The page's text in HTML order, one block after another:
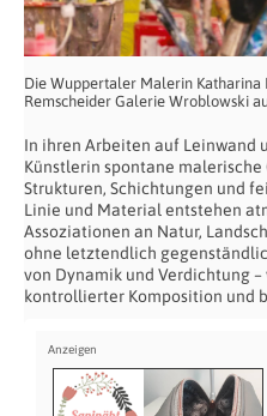
Die Wuppertaler Malerin Katharina
Remscheider Galerie Wroblowski
In ihren Arbeiten auf Leinwand
Künstlerin spontane
Strukturen, Schichtungen und
Linie und Material entstehen
Assoziationen an Natur,
ohne letztendlich
von Dynamik und Verdichtung
kontrollierter Komposition und